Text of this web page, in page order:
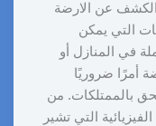
عن الارضة
التي يمكن
في المنازل أو
أمرًا ضروريًا
بالممتلكات. من
التي تشير